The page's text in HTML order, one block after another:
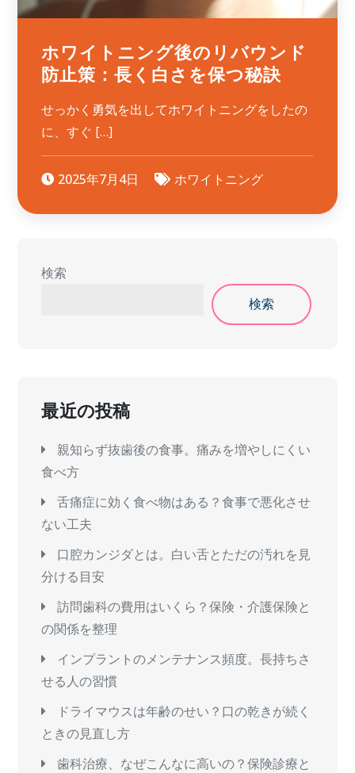
ホワイトニング後のリバウンド
防止策：長く白さを保つ秘訣
せっかく勇気を出してホワイトニングをしたの
に、すぐ […]
2025年7月4日 ホワイトニング
検索
検索
最近の投稿
親知らず抜歯後の食事。痛みを増やしにくい
食べ方
舌痛症に効く食べ物はある？食事で悪化させ
ない工夫
口腔カンジダとは。白い舌とただの汚れを見
分ける目安
訪問歯科の費用はいくら？保険・介護保険と
の関係を整理
インプラントのメンテナンス頻度。長持ちさ
せる人の習慣
ドライマウスは年齢のせい？口の乾きが続く
ときの見直し方
歯科治療、なぜこんなに高いの？保険診療と